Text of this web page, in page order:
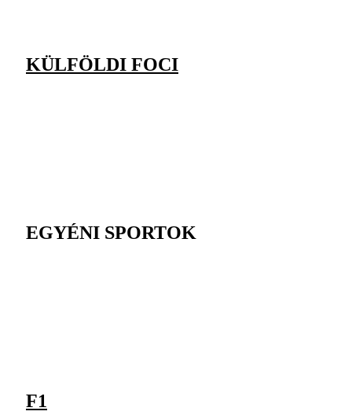
KÜLFÖLDI FOCI
EGYÉNI SPORTOK
F1